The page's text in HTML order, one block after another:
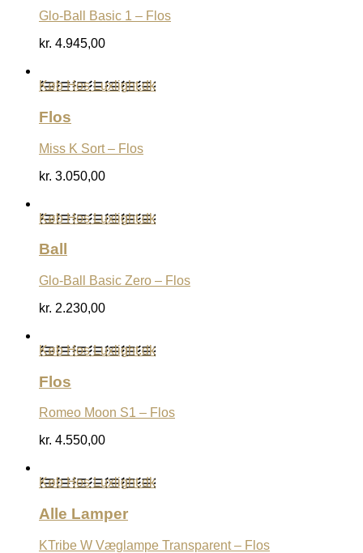
Glo-Ball Basic 1 – Flos
kr. 4.945,00
Køb Hos Luxlight.dk
Flos
Miss K Sort – Flos
kr. 3.050,00
Køb Hos Luxlight.dk
Ball
Glo-Ball Basic Zero – Flos
kr. 2.230,00
Køb Hos Luxlight.dk
Flos
Romeo Moon S1 – Flos
kr. 4.550,00
Køb Hos Luxlight.dk
Alle Lamper
KTribe W Væglampe Transparent – Flos